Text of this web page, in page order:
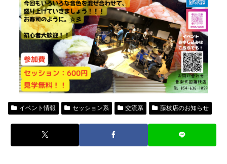
イベント情報 セッション系 交流系 藤枝店のお知らせ